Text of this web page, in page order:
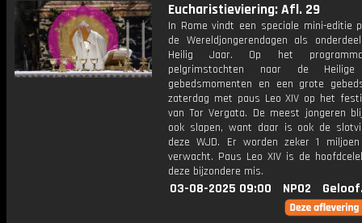
Eucharistieviering: Afl. 29
In Rome vindt een speciale mini-editie
de Wereldjongerendagen als
Heilig Jaar. Op het
pelgrimstochten naar de Heilige
gebedsmomenten en een grote
zaterdag met paus Leo XIV op het
van Tor Vergata. De meest jongeren
ook slapen, want daar is ook de
deze WJD. Er worden zeker 1
verwacht. Paus Leo XIV is de
deze bijzondere mis.
03-08-2025 09:00 NPO2